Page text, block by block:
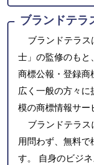
ブランドテラ
ブランドテラ
士」の監修のもと
商標公報・登録商
広く一般の方々
模の商標情報サー
ブランドテラ
用問わず、無料で
す。 自身のビジ